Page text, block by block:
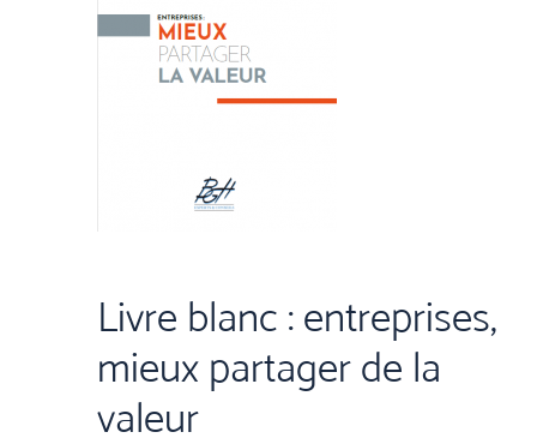
Livre blanc : entreprises,
mieux partager de la
valeur